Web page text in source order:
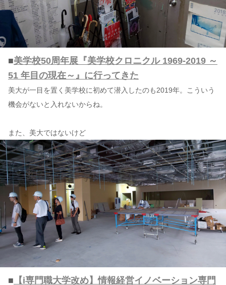
■美学校50周年展『美学校クロニクル 1969-2019 ～
51 年目の現在～』に行ってきた
美大が一目を置く美学校に初めて潜入したのも2019年。こういう
機会がないと入れないからね。
また、美大ではないけど
■ 【i専門職大学改め】情報経営イノベーション専門